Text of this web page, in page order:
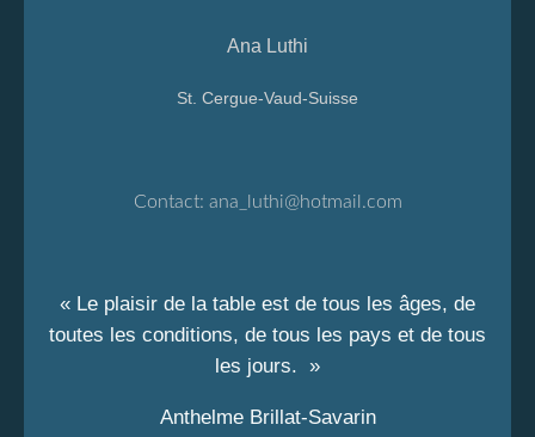
Ana Luthi
St. Cergue-Vaud-Suisse
Contact: ana_luthi@hotmail.com
« Le plaisir de la table est de tous les âges, de
toutes les conditions, de tous les pays et de tous
les jours. »
Anthelme Brillat-Savarin